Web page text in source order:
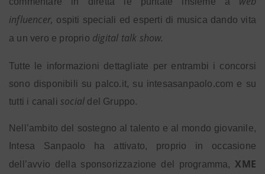
influencer, ospiti speciali ed esperti di musica dando vita
a un vero e proprio digital talk show.
Tutte le informazioni dettagliate per entrambi i concorsi
sono disponibili su palco.it, su intesasanpaolo.com e su
tutti i canali social del Gruppo.
Nell’ambito del sostegno al talento e al mondo giovanile,
Intesa Sanpaolo ha attivato, proprio in occasione
dell’avvio della sponsorizzazione del programma, XME